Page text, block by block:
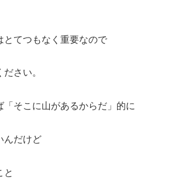
とてつもなく重要なので
さい。
「そこに山があるからだ」的に
んだけど
と